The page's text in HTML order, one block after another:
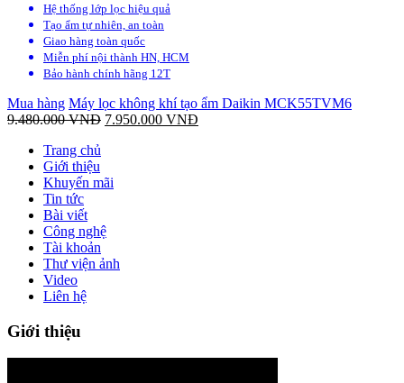
Hệ thống lớp lọc hiệu quả
Tạo ẩm tự nhiên, an toàn
Giao hàng toàn quốc
Miễn phí nội thành HN, HCM
Bảo hành chính hãng 12T
Mua hàng Máy lọc không khí tạo ẩm Daikin MCK55TVM6
9.480.000VNĐ 7.950.000 VNĐ
Trang chủ
Giới thiệu
Khuyến mãi
Tin tức
Bài viết
Công nghệ
Tài khoản
Thư viện ảnh
Video
Liên hệ
Giới thiệu